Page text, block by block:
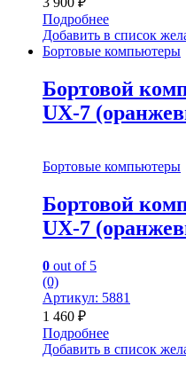
Подробнее
Добавить в список
Бортовые компьютеры
Бортовой
UX-7
Бортовые компьютеры
Бортовой
UX-7
0 out of 5
(0)
Артикул: 5881
1 460 ₽
Подробнее
Добавить в список